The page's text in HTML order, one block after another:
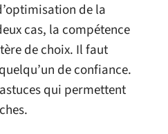
de la
cas, la compétence
de choix. Il faut
de confiance.
qui permettent